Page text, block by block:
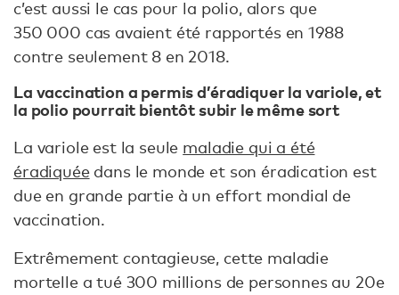
c’est aussi le cas pour la polio, alors que
350 000 cas avaient été rapportés en 1988
contre seulement 8 en 2018.
La vaccination a permis d’éradiquer la variole, et
la polio pourrait bientôt subir le même sort
La variole est la seule maladie qui a été
éradiquéedans le monde et son éradication est
due en grande partie à un effort mondial de
vaccination.
Extrêmement contagieuse, cette maladie
mortelle a tué 300 millions de personnes au 20e